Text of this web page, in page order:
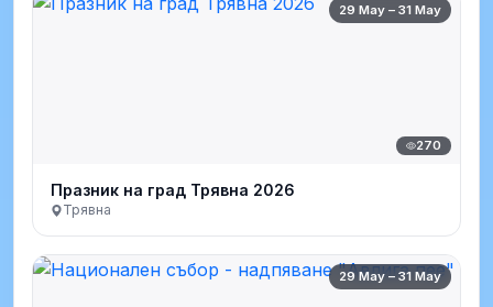
29 May – 31 May
270
Празник на град Трявна 2026
Трявна
29 May – 31 May